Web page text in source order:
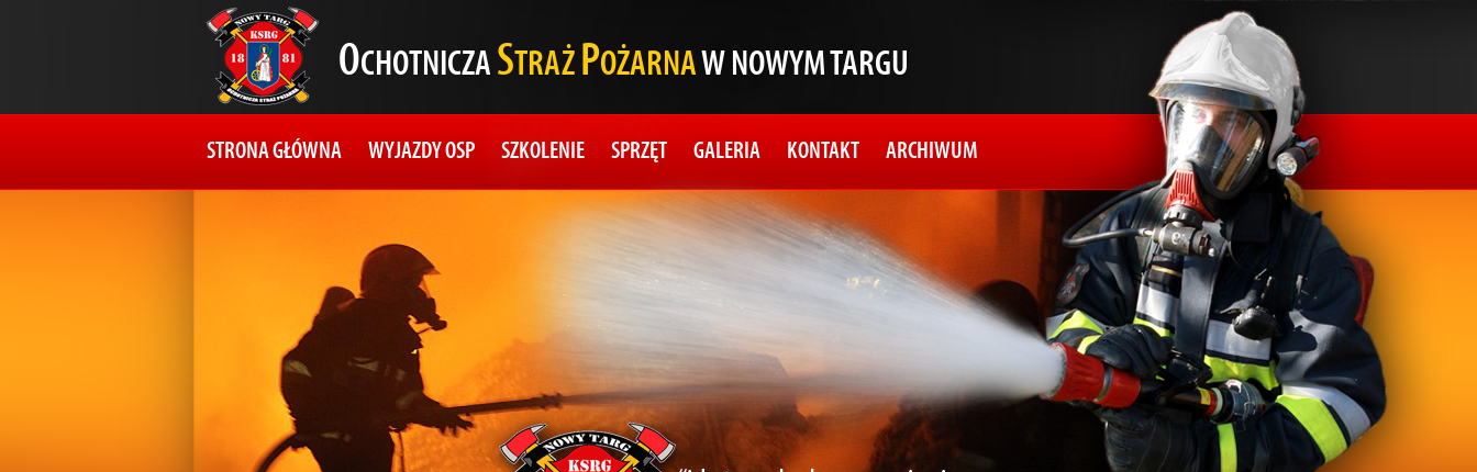
OCHOTNICZASTRAŻPOŻARNAW NOWYM TARGU
STRONA GŁÓWNA WYJAZDY OSP SZKOLENIE SPRZĘT GALERIA KONTAKT ARCHIWUM